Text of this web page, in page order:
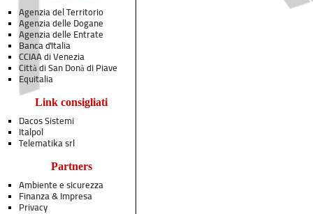
Agenzia del Territorio
Agenzia delle Dogane
Agenzia delle Entrate
Banca d'Italia
CCIAA di Venezia
Città di San Donà di Piave
Equitalia
Link consigliati
Dacos Sistemi
Italpol
Telematika srl
Partners
Ambiente e sicurezza
Finanza & Impresa
Privacy